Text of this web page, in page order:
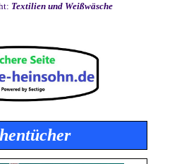
Textilien und Weißwäsche